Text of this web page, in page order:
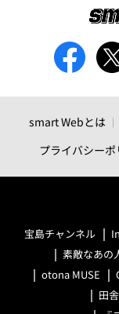
smart Webとは
プライバシーポ
宝島チャンネル
素敵なあの
otona MUSE
田